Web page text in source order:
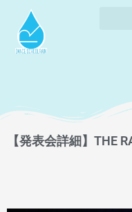
【発表会詳細】THE